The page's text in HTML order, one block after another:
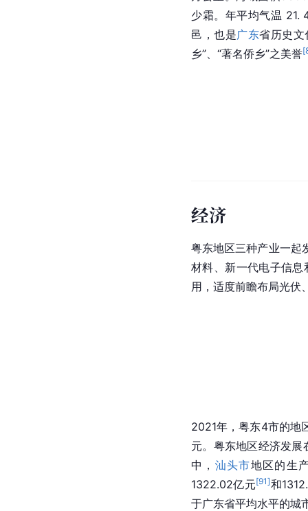
少霜。年平均气温 21.
邑，也是广东省历史文
乡”、“著名侨乡”之美誉[
经济
粤东地区三种产业一起
材料、新一代电子信
用，适度前瞻布局光伏
2021年，粤东4市的地
元。粤东地区经济发
中， 汕头市地区的生
1322.02亿元[91]和
于广东省平均水平的城